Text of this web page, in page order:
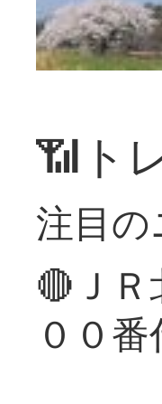
📶ト
注目の
🔴Ｊ
００